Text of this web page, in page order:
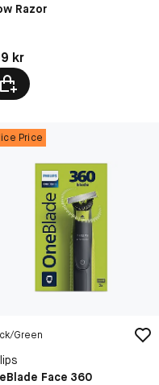
Razor
209 kr
kr
Price
Green
Face 360